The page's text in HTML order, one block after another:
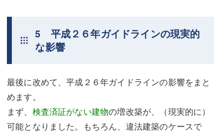
5 平成２６年ガイドラインの現実的
な影響
最後に改めて、平成２６年ガイドラインの影響をまと
めます。
まず、 検査済証がない建物の増改築が、（現実的に）
可能となりました。もちろん、違法建築のケースで